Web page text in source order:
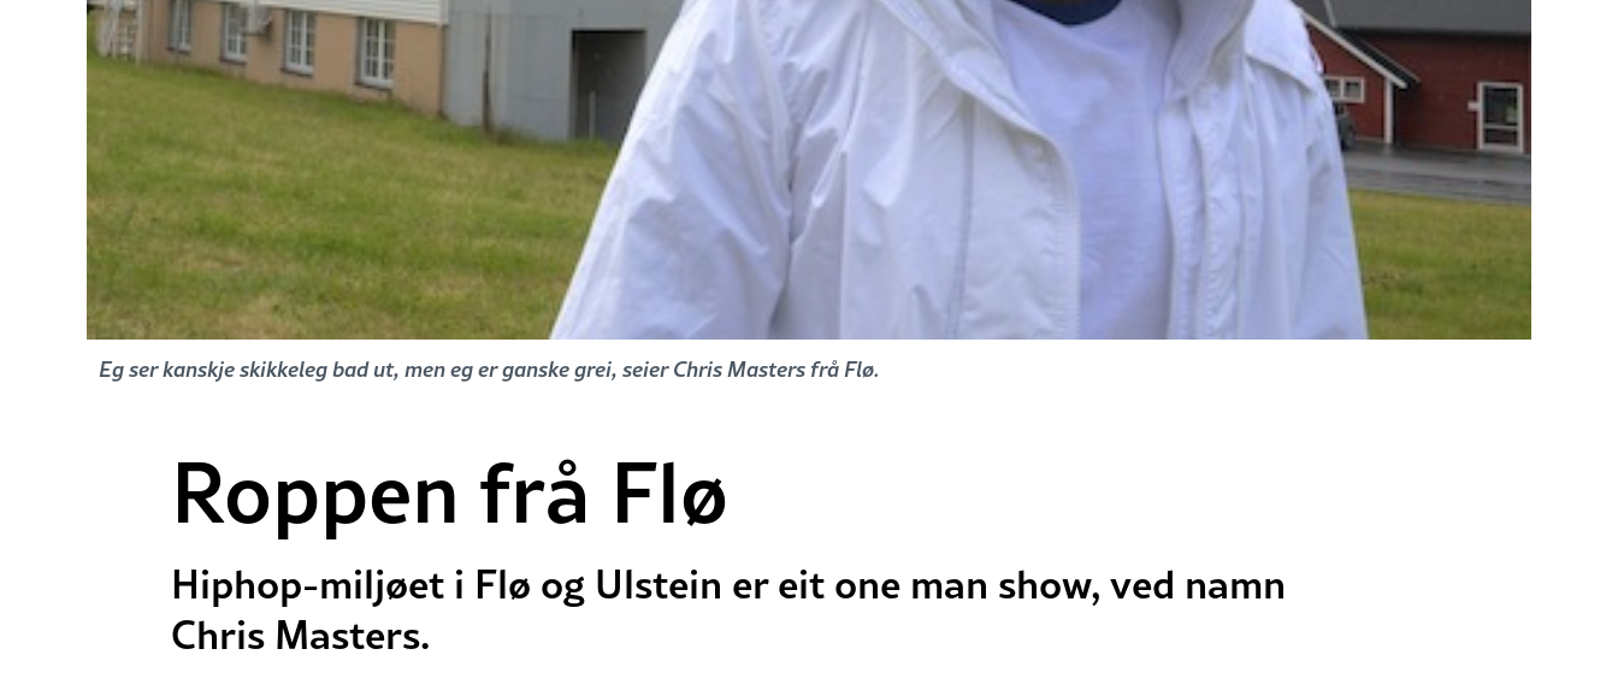
Eg ser kanskje skikkeleg bad ut, men eg er ganske grei, seier Chris Masters frå Flø.
Roppen frå Flø
Hiphop-miljøet i Flø og Ulstein er eit one man show, ved namn
Chris Masters.